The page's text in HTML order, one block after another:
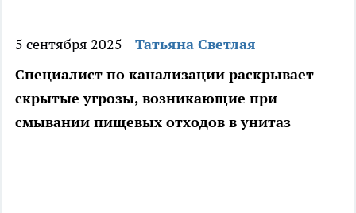
5 сентября 2025
Татьяна Светлая
Специалист по канализации раскрывает
скрытые угрозы, возникающие при
смывании пищевых отходов в унитаз